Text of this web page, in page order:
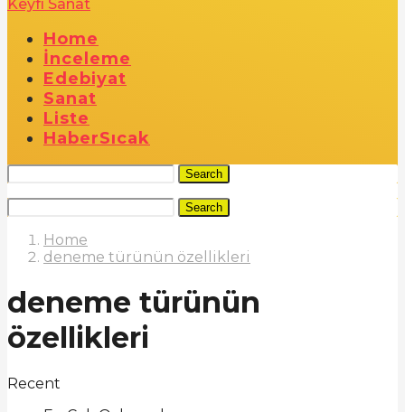
Keyfi Sanat
Home
İnceleme
Edebiyat
Sanat
Liste
HaberSıcak
Search
Search
Home
deneme türünün özellikleri
deneme türünün
özellikleri
Recent